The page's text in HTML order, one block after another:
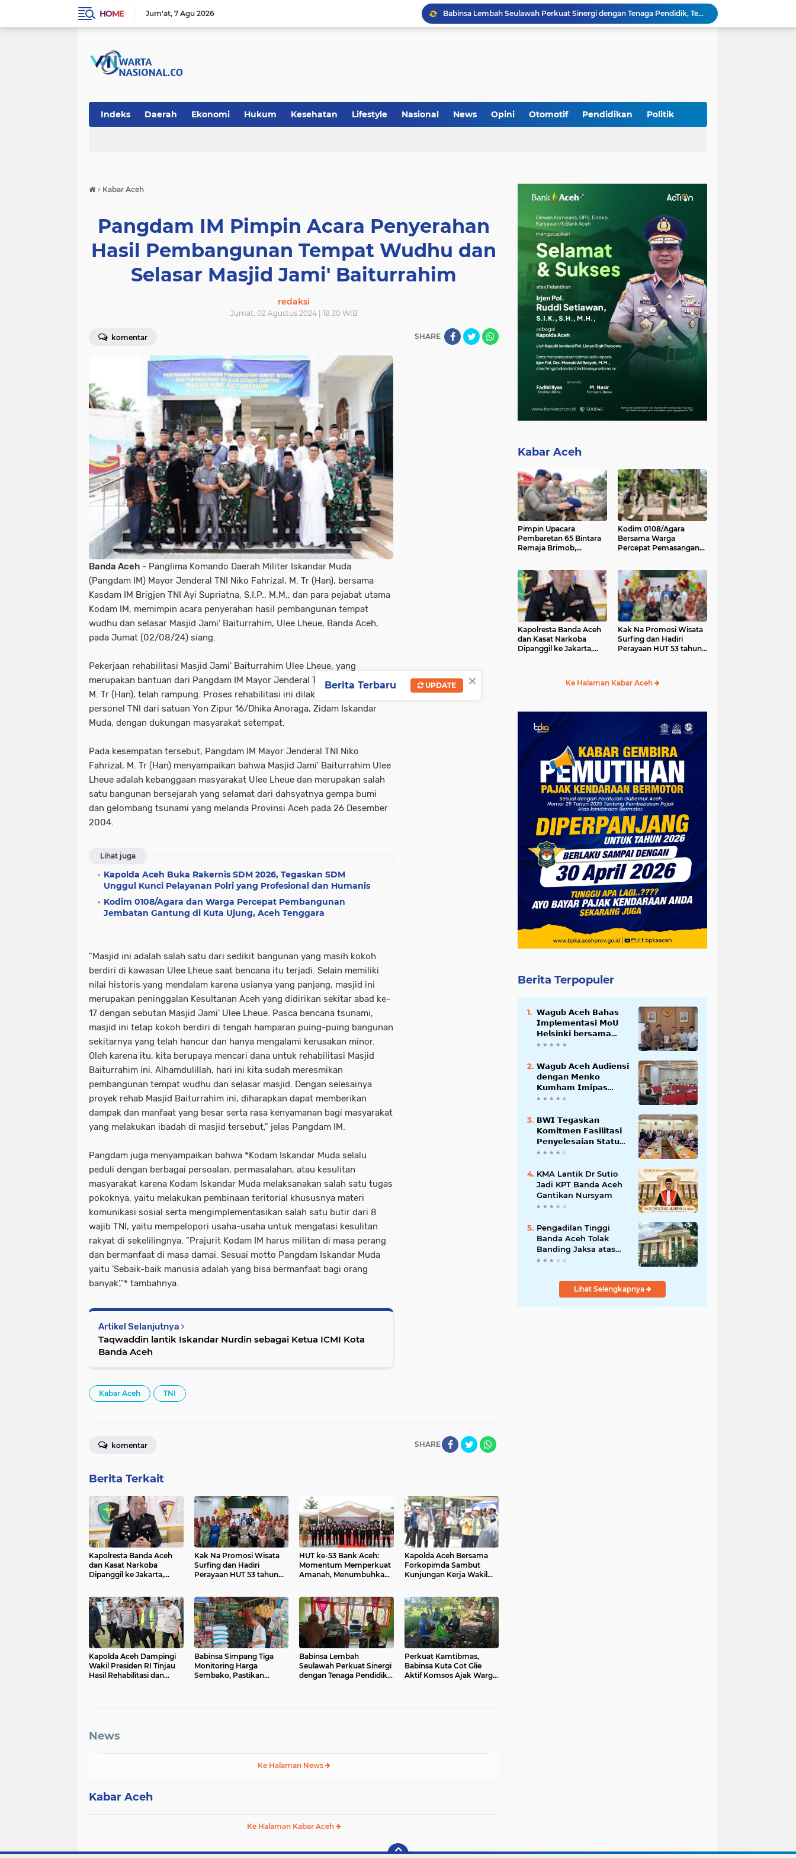
HOME Jum'at 7 Agu 2026
Babinsa Lembah Seulawah Perkuat Sinergi dengan Tenaga Pendidik, Tekankan Pencegahan Kenakalan Remaja dan Bahaya Narkoba
Perkuat Kamtibmas, Babinsa Kuta Cot Glie Aktif Komsos Ajak Warga Jaga Ketertiban Desa
Kak Na Promosi Wisata Surfing dan Hadiri Perayaan HUT 53 tahun BAS Simeulue
Indeks Daerah Ekonomi Hukum Kesehatan Lifestyle Nasional News Opini Otomotif Pendidikan Politik
› Kabar Aceh
Pangdam IM Pimpin Acara Penyerahan
Hasil Pembangunan Tempat Wudhu dan
Selasar Masjid Jami' Baiturrahim
redaksi
Jumat, 02 Agustus 2024 | 18.30 WIB
komentar SHARE
Banda Aceh - Panglima Komando Daerah Militer Iskandar Muda
(Pangdam IM) Mayor Jenderal TNI Niko Fahrizal, M. Tr (Han), bersama
Kasdam IM Brigjen TNI Ayi Supriatna, S.I.P., M.M., dan para pejabat utama
Kodam IM, memimpin acara penyerahan hasil pembangunan tempat
wudhu dan selasar Masjid Jami' Baiturrahim, Ulee Lheue, Banda Aceh,
pada Jumat (02/08/24) siang.
Pekerjaan rehabilitasi Masjid Jami' Baiturrahim Ulee Lheue, yang
merupakan bantuan dari Pangdam IM Mayor Jenderal TNI Niko Fahrizal,
M. Tr (Han), telah rampung. Proses rehabilitasi ini dilakukan oleh
personel TNI dari satuan Yon Zipur 16/Dhika Anoraga, Zidam Iskandar
Muda, dengan dukungan masyarakat setempat.
Pada kesempatan tersebut, Pangdam IM Mayor Jenderal TNI Niko
Fahrizal, M. Tr (Han) menyampaikan bahwa Masjid Jami' Baiturrahim Ulee
Lheue adalah kebanggaan masyarakat Ulee Lheue dan merupakan salah
satu bangunan bersejarah yang selamat dari dahsyatnya gempa bumi
dan gelombang tsunami yang melanda Provinsi Aceh pada 26 Desember
2004.
Lihat juga
Kapolda Aceh Buka Rakernis SDM 2026, Tegaskan SDM
Unggul Kunci Pelayanan Polri yang Profesional dan Humanis
Kodim 0108/Agara dan Warga Percepat Pembangunan
Jembatan Gantung di Kuta Ujung, Aceh Tenggara
"Masjid ini adalah salah satu dari sedikit bangunan yang masih kokoh
berdiri di kawasan Ulee Lheue saat bencana itu terjadi. Selain memiliki
nilai historis yang mendalam karena usianya yang panjang, masjid ini
merupakan peninggalan Kesultanan Aceh yang didirikan sekitar abad ke-
17 dengan sebutan Masjid Jami’ Ulee Lheue. Pasca bencana tsunami,
masjid ini tetap kokoh berdiri di tengah hamparan puing-puing bangunan
sekitarnya yang telah hancur dan hanya mengalami kerusakan minor.
Oleh karena itu, kita berupaya mencari dana untuk rehabilitasi Masjid
Baiturrahim ini. Alhamdulillah, hari ini kita sudah meresmikan
pembangunan tempat wudhu dan selasar masjid. Dengan selesainya
proyek rehab Masjid Baiturrahim ini, diharapkan dapat memberikan
dampak dan manfaat yang besar serta rasa kenyamanan bagi masyarakat
yang melakukan ibadah di masjid tersebut," jelas Pangdam IM.
Pangdam juga menyampaikan bahwa *Kodam Iskandar Muda selalu
peduli dengan berbagai persoalan, permasalahan, atau kesulitan
masyarakat karena Kodam Iskandar Muda melaksanakan salah satu tugas
pokoknya, yaitu melakukan pembinaan teritorial khususnya materi
komunikasi sosial serta mengimplementasikan salah satu butir dari 8
wajib TNI, yaitu mempelopori usaha-usaha untuk mengatasi kesulitan
rakyat di sekelilingnya. "Prajurit Kodam IM harus militan di masa perang
dan bermanfaat di masa damai. Sesuai motto Pangdam Iskandar Muda
yaitu 'Sebaik-baik manusia adalah yang bisa bermanfaat bagi orang
banyak',"* tambahnya.
Artikel Selanjutnya
Taqwaddin lantik Iskandar Nurdin sebagai Ketua ICMI Kota
Banda Aceh
Kabar Aceh TNI
SHARE
komentar
Berita Terkait
Kapolresta Banda Aceh
dan Kasat Narkoba
Dipanggil ke Jakarta,
Kak Na Promosi Wisata
Surfing dan Hadiri
Perayaan HUT 53 tahun
HUT ke-53 Bank Aceh:
Momentum Memperkuat
Amanah, Menumbuhkan
Kapolda Aceh Bersama
Forkopimda Sambut
Kunjungan Kerja Wakil
Kapolda Aceh Dampingi
Wakil Presiden RI Tinjau
Hasil Rehabilitasi dan
Babinsa Simpang Tiga
Monitoring Harga
Sembako, Pastikan
Babinsa Lembah
Seulawah Perkuat Sinergi
dengan Tenaga Pendidik,
Perkuat Kamtibmas,
Babinsa Kuta Cot Glie
Aktif Komsos Ajak Warga
News
Ke Halaman News
Kabar Aceh
Ke Halaman Kabar Aceh
Kabar Aceh
Pimpin Upacara
Pembaretan 65 Bintara
Remaja Brimob,
Kehormatan
Kodim 0108/Agara
Bersama Warga
Percepat Pemasangan
Ger-Ger Aceh Tenggara
Kapolresta Banda Aceh
dan Kasat Narkoba
Dipanggil ke Jakarta,
Kak Na Promosi Wisata
Surfing dan Hadiri
Perayaan HUT 53 tahun
Ke Halaman Kabar Aceh
Berita Terpopuler
𝗪𝗮𝗴𝘂𝗯 𝗔𝗰𝗲𝗵 𝗕𝗮𝗵𝗮𝘀
𝗜𝗺𝗽𝗹𝗲𝗺𝗲𝗻𝘁𝗮𝘀𝗶 𝗠𝗼𝗨
𝗛𝗲𝗹𝘀𝗶𝗻𝗸𝗶 𝗯𝗲𝗿𝘀𝗮𝗺𝗮
𝗦𝗲𝗸𝗿𝗲𝘁𝗮𝗿𝗶𝗮𝘁 𝗡𝗲𝗴𝗮𝗿𝗮
𝗪𝗮𝗴𝘂𝗯 𝗔𝗰𝗲𝗵 𝗔𝘂𝗱𝗶𝗲𝗻𝘀𝗶
𝗱𝗲𝗻𝗴𝗮𝗻 𝗠𝗲𝗻𝗸𝗼
𝗞𝘂𝗺𝗵𝗮𝗺 𝗜𝗺𝗶𝗽𝗮𝘀
𝗧𝗲𝗿𝗸𝗮𝗶𝘁 𝗦𝘁𝗮𝘁𝘂𝘀 𝗪𝗮𝗸𝗮𝗳
𝗕𝗪𝗜 𝗧𝗲𝗴𝗮𝘀𝗸𝗮𝗻
𝗞𝗼𝗺𝗶𝘁𝗺𝗲𝗻 𝗙𝗮𝘀𝗶𝗹𝗶𝘁𝗮𝘀𝗶
𝗣𝗲𝗻𝘆𝗲𝗹𝗲𝘀𝗮𝗶𝗮𝗻 𝗦𝘁𝗮𝘁𝘂𝘀
𝗪𝗮𝗸𝗮𝗳 𝗕𝗹𝗮𝗻𝗴 𝗣𝗮𝗱𝗮𝗻𝗴
KMA Lantik Dr Sutio
Jadi KPT Banda Aceh
Gantikan Nursyam
Pengadilan Tinggi
Banda Aceh Tolak
Banding Jaksa atas
Putusan Bebas Kasus
Lihat Selengkapnya
×
Berita Terbaru UPDATE